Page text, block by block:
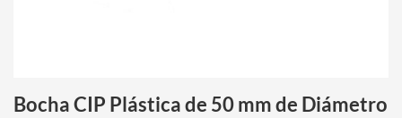
Bocha CIP Plástica de 50 mm de Diámetro